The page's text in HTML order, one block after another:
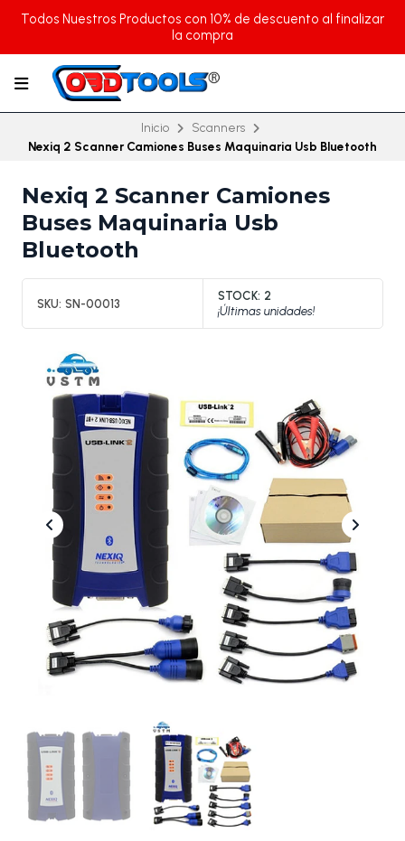
Todos Nuestros Productos con 10% de descuento al finalizar
la compra
Inicio
Scanners
Nexiq 2 Scanner Camiones Buses Maquinaria Usb Bluetooth
Nexiq 2 Scanner Camiones
Buses Maquinaria Usb
Bluetooth
SKU: SN-00013
STOCK: 2
¡Últimas unidades!